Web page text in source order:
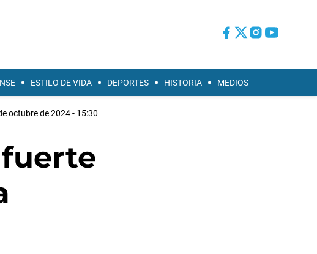
ESTILO DE VIDA DEPORTES HISTORIA MEDIOS
octubre de 2024 - 15:30